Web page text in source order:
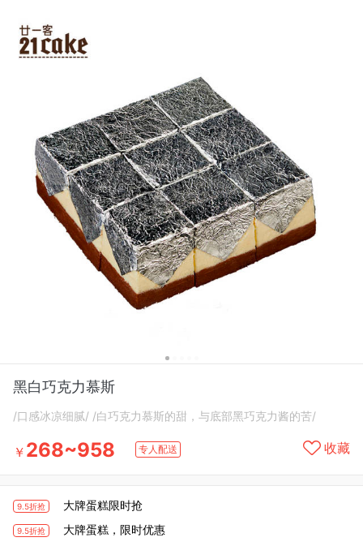
黑白巧克力慕斯
/口感冰凉细腻/ /白巧克力慕斯的甜，与底部黑巧克力酱的苦/
￥ 268~958 专人配送 收藏
9.5折抢 大牌蛋糕限时抢
9.5折抢 大牌蛋糕，限时优惠